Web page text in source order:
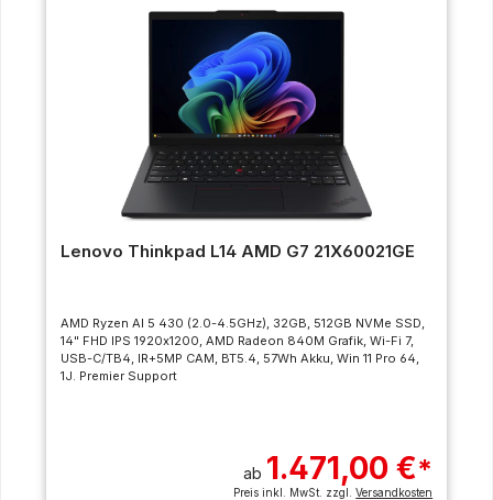
Lenovo Thinkpad L14 AMD G7 21X60021GE
AMD Ryzen AI 5 430 (2.0-4.5GHz), 32GB, 512GB NVMe SSD,
14" FHD IPS 1920x1200, AMD Radeon 840M Grafik, Wi-Fi 7,
USB-C/TB4, IR+5MP CAM, BT5.4, 57Wh Akku, Win 11 Pro 64,
1J. Premier Support
ab 1.471,00 €*
Preis inkl. MwSt. zzgl.Versandkosten